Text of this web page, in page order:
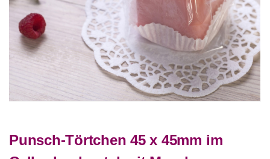
Punsch-Törtchen 45 x 45mm im